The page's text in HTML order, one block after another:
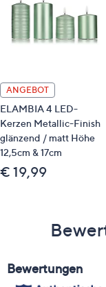
ANGEBOT
ELAMBIA 4 LED-
Kerzen Metallic-Finish
glänzend / matt Höhe
12,5cm & 17cm
€ 19,99